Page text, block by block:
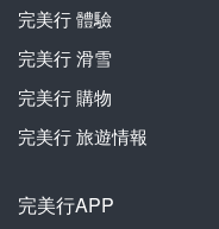
完美行體驗
完美行滑雪
完美行購物
完美行旅遊情報
完美行APP